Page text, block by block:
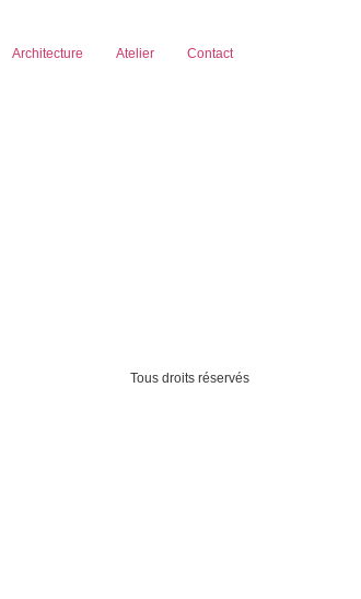
Architecture Atelier Contact
Tous droits réservés